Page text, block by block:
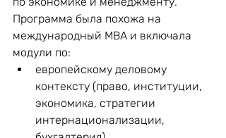
Программа была похожа на
международный MBA и включала
модули по:
европейскому деловому
контексту (право, институции,
экономика, стратегии
интернационализации,